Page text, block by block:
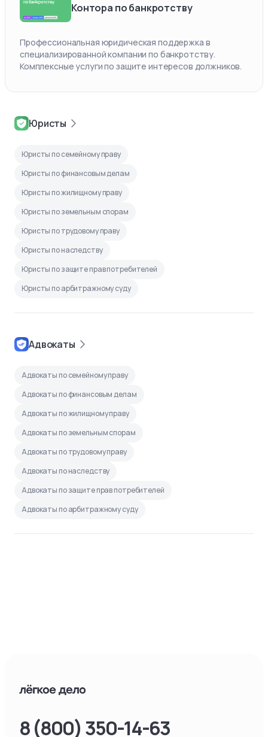
Контора по банкротству
Профессиональная юридическая поддержка в
специализированной компании по банкротству.
Комплексные услуги по защите интересов должников.
Юристы
Юристы по семейному праву
Юристы по финансовым делам
Юристы по жилищному праву
Юристы по земельным спорам
Юристы по трудовому праву
Юристы по наследству
Юристы по защите прав потребителей
Юристы по арбитражному суду
Адвокаты
Адвокаты по семейному праву
Адвокаты по финансовым делам
Адвокаты по жилищному праву
Адвокаты по земельным спорам
Адвокаты по трудовому праву
Адвокаты по наследству
Адвокаты по защите прав потребителей
Адвокаты по арбитражному суду
8 (800) 350-14-63